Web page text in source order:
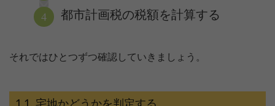
都市計画税の税額を計算する
それではひとつずつ確認していきましょう。